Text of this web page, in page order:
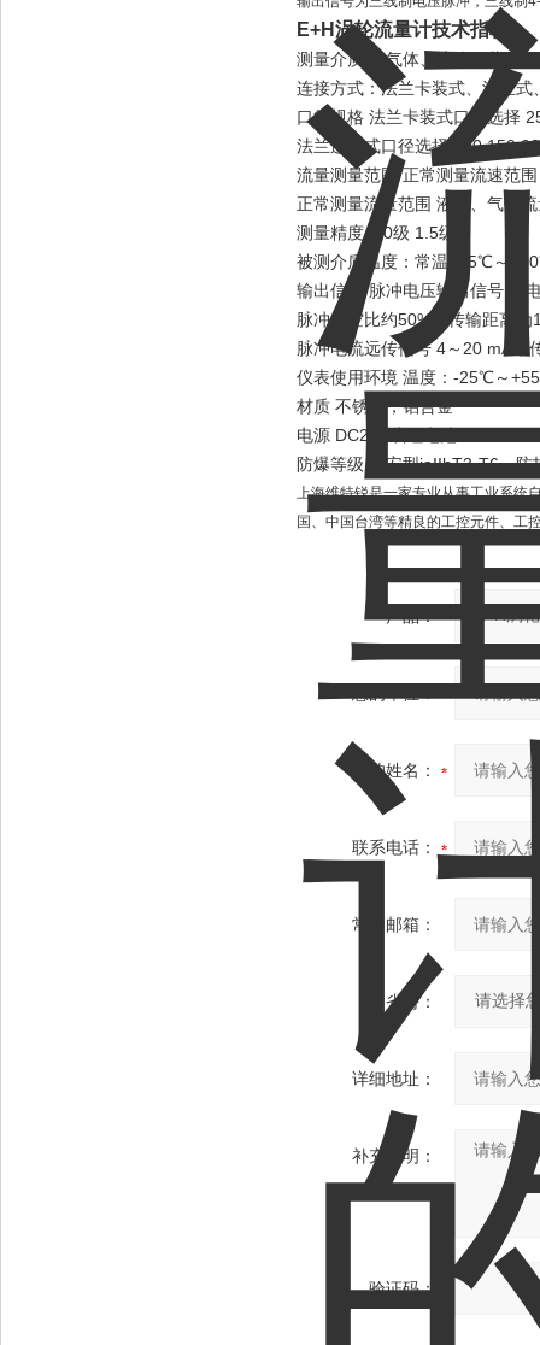
E+H涡轮流量计技术指标
测量介质： 气体、液体、蒸汽
连接方式：法兰卡装式、法兰式
口径规格 法兰卡装式口径选择
法兰连接式口径选择
流量测量范围 正常测量流速范
正常测量流量范围 液体、气体
测量精度 1.0级 1.5级
被测介质温度：常温–25℃～
输出信号 脉冲电压输出信号 高
脉冲占空比约50%，传输距离为
脉冲电流远传信号 4～20 mA，
仪表使用环境 温度：-25℃～
材质 不锈钢，铝合金
电源 DC24V或锂电池3.6V
防爆等级 本安型iaIIbT3-T6，防
上海维特锐是一家专业从事工业系统
国、中国台湾等精良的工控元件、工
产品：
您的姓名：
联系电话：
常用邮箱：
省份：
详细地址：
补充说明：
验证码：